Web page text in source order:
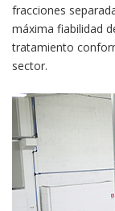
fracciones
máxima fiabilidad
tratamiento
sector.